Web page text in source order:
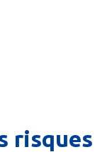
risques